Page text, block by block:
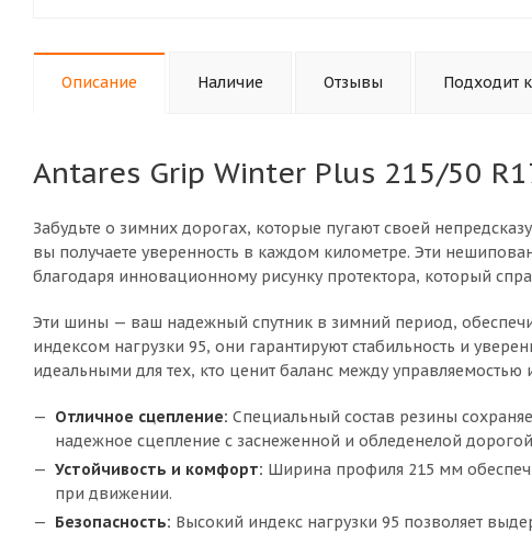
Описание Наличие Отзывы Подходит
Antares Grip Winter Plus 215/50
Забудьте о зимних дорогах, которые пугают своей
вы получаете уверенность в каждом километре. Эти
благодаря инновационному рисунку протектора, который
Эти шины — ваш надежный спутник в зимний период,
индексом нагрузки 95, они гарантируют стабильность и
идеальными для тех, кто ценит баланс между
Отличное сцепление: Специальный состав резины
надежное сцепление с заснеженной и обледенелой
Устойчивость и комфорт: Ширина профиля 215 мм
при движении.
Безопасность: Высокий индекс нагрузки 95 позволяет